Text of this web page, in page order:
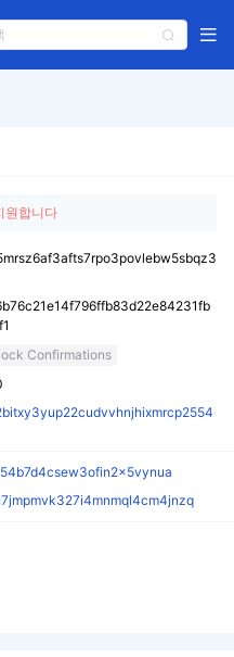
원합니다
Confirmations